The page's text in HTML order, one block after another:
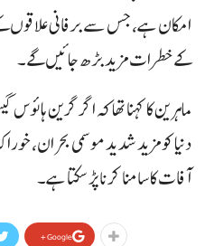
امکان ہے، جس سے برفانی علاقوں
کے خطرات مزید بڑھ جائیں گے۔
ماہرین کا کہنا تھا کہ اگر گرین
دنیا کو مزید شدید موسمی بحران،
آفات کا سامنا کرنا پڑ سکتا ہے۔
Google+